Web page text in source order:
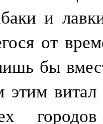
и
от
бы
этим